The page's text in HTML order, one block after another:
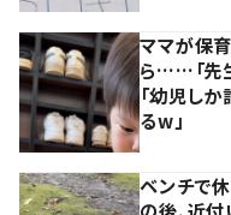
ママが保
ら……「先
「幼児し
るw」
ベンチで